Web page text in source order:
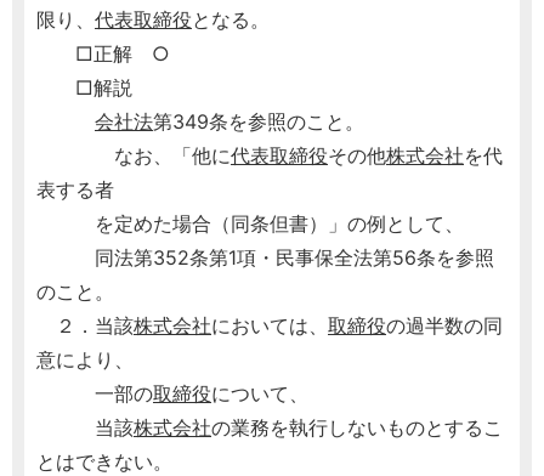
限り、 代表取締役となる。
□正解 ○
□解説
会社法第349条を参照のこと。
なお、「他に代表取締役その他株式会社を代
表する者
を定めた場合（同条但書）」の例として、
同法第352条第1項・民事保全法第56条を参照
のこと。
２．当該株式会社においては、 取締役の過半数の同
意により、
一部の取締役について、
当該株式会社の業務を執行しないものとするこ
とはできない。